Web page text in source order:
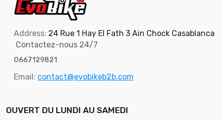
Address: 24 Rue 1 Hay El Fath 3 Ain Chock Casablanca
Contactez-nous 24/7
0667129821
Email: contact@evobikeb2b.com
OUVERT DU LUNDI AU SAMEDI